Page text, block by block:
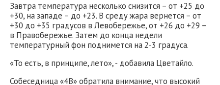
Завтра температура несколько снизится – от +25 до
+30, на западе – до +23. В среду жара вернется – от
+30 до +35 градусов в Левобережье, от +26 до +29 –
в Правобережье. Затем до конца недели
температурный фон поднимется на 2-3 градуса.
«То есть, в принципе, лето», - добавила Цветайло.
Собеседница «4В» обратила внимание, что высокий